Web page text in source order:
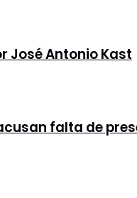
José Antonio Kast
falta de